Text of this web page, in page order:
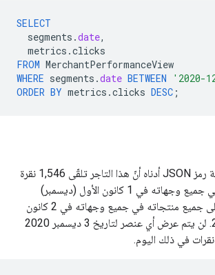
SELECT
segments .date,
metrics .clicks
FROM MerchantPerformanceView
WHERE segments .date BETWEEN '2020-
ORDER BY metrics .clicks DESC ;
يوضّح نموذج استجابة رمز JSON أدناه أنّ هذا التاجر تلقّى 1,546 نقرة
على جميع منتجاته في جميع وجهاته في 1 كانون الأول (ديسمبر)
2020، و829 نقرة على جميع منتجاته في جميع وجهاته في 2 كانون
الأول (ديسمبر) 2020. لن يتم عرض أي عنصر لتاريخ 3 ديسمبر 2020
نقرات في ذلك اليوم.